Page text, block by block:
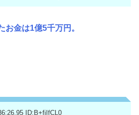
お金は1億5千万円。
ID:B+fjIfCL0